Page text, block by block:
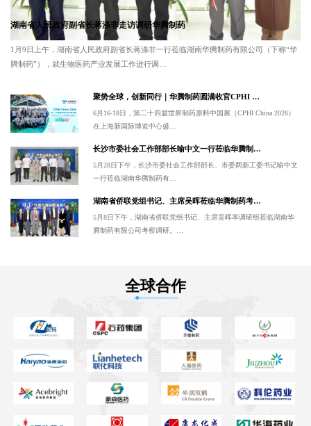
湖南省人民政府副省长蒋涤非走访调研华腾制药
1月9日上午，湖南省人民政府副省长蒋涤非一行莅临湖南华腾制药有限公司（下称“华
腾制药”），就生物医药产业发展工作进行调…
聚势全球，创新同行｜华腾制药圆满收官CPHI …
6月16-18日，第二十四届世界制药原料中国展（CPHI China 2026）
在上海新国际博览中心盛…
长沙市委社会工作部部长喻中文一行莅临华腾制…
5月28日下午，长沙市委社会工作部部长、市委两新工委书记喻中文
一行莅临湖南华腾制药有…
湖南省侨联党组书记、主席吴晖莅临华腾制药考…
5月8日下午，湖南省侨联党组书记、主席吴晖率调研组莅临湖南华
腾制药有限公司考察调研。…
全球合作